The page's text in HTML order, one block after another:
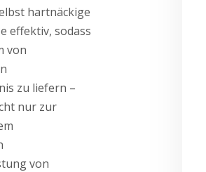
hartnäckige
effektiv, sodass
von
zu liefern –
nur zur
von